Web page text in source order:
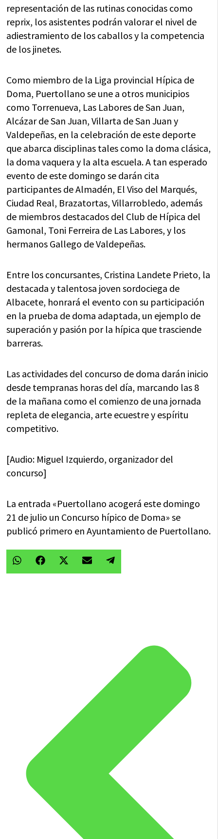
representación de las rutinas conocidas como
reprix, los asistentes podrán valorar el nivel de
adiestramiento de los caballos y la competencia
de los jinetes.
Como miembro de la Liga provincial Hípica de
Doma, Puertollano se une a otros municipios
como Torrenueva, Las Labores de San Juan,
Alcázar de San Juan, Villarta de San Juan y
Valdepeñas, en la celebración de este deporte
que abarca disciplinas tales como la doma clásica,
la doma vaquera y la alta escuela. A tan esperado
evento de este domingo se darán cita
participantes de Almadén, El Viso del Marqués,
Ciudad Real, Brazatortas, Villarrobledo, además
de miembros destacados del Club de Hípica del
Gamonal, Toni Ferreira de Las Labores, y los
hermanos Gallego de Valdepeñas.
Entre los concursantes, Cristina Landete Prieto, la
destacada y talentosa joven sordociega de
Albacete, honrará el evento con su participación
en la prueba de doma adaptada, un ejemplo de
superación y pasión por la hípica que trasciende
barreras.
Las actividades del concurso de doma darán inicio
desde tempranas horas del día, marcando las 8
de la mañana como el comienzo de una jornada
repleta de elegancia, arte ecuestre y espíritu
competitivo.
[Audio: Miguel Izquierdo, organizador del
concurso]
La entrada «Puertollano acogerá este domingo
21 de julio un Concurso hípico de Doma» se
publicó primero en Ayuntamiento de Puertollano.
Compartir
WhatsAppCompartir
FacebookCompartirCompartir
Email